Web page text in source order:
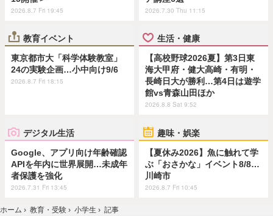
2026.8.7 Fri 19:45 2026.7.30 Thu 11:15
教育イベント
東京都市大「科学体験教室」
24の実験企画…小中向け9/6
2026.8.7 Fri 18:15
生活・健康
【高校野球2026夏】第3日東
海大甲府・健大高崎・有明・
長崎日大が勝利…第4日は遊学
館vs青森山田ほか
2026.8.8 Sat 9:52
デジタル生活
Google、アプリ向け年齢確認
APIを年内に世界展開…未成年
者保護を強化
2026.7.31 Fri 13:45
趣味・娯楽
【夏休み2026】魚に触れて学
ぶ「おさかな」イベント8/8…
川崎市
2026.8.7 Fri 10:45
ホーム › 教育・受験 › 小学生 › 記事